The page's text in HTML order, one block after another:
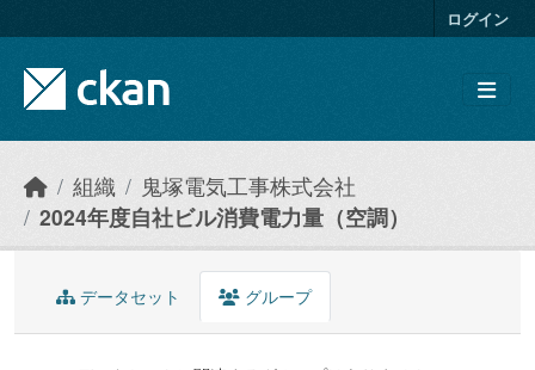
ログイン
組織
鬼塚電気工事株式会社
2024年度自社ビル消費電力量（空調）
データセット グループ